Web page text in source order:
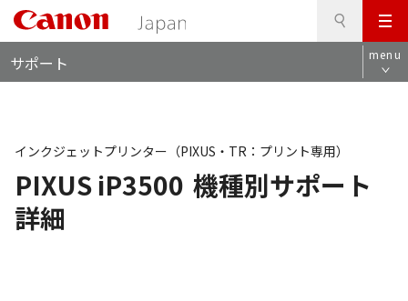
メ
ニ
ュ
サポート menu
PIXUS iP3500 機種別サポート
詳細
インクジェットプリンター（PIXUS・TR：プリント専用）